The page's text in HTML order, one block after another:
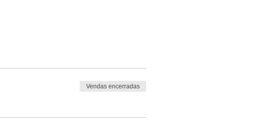
Vendas encerradas